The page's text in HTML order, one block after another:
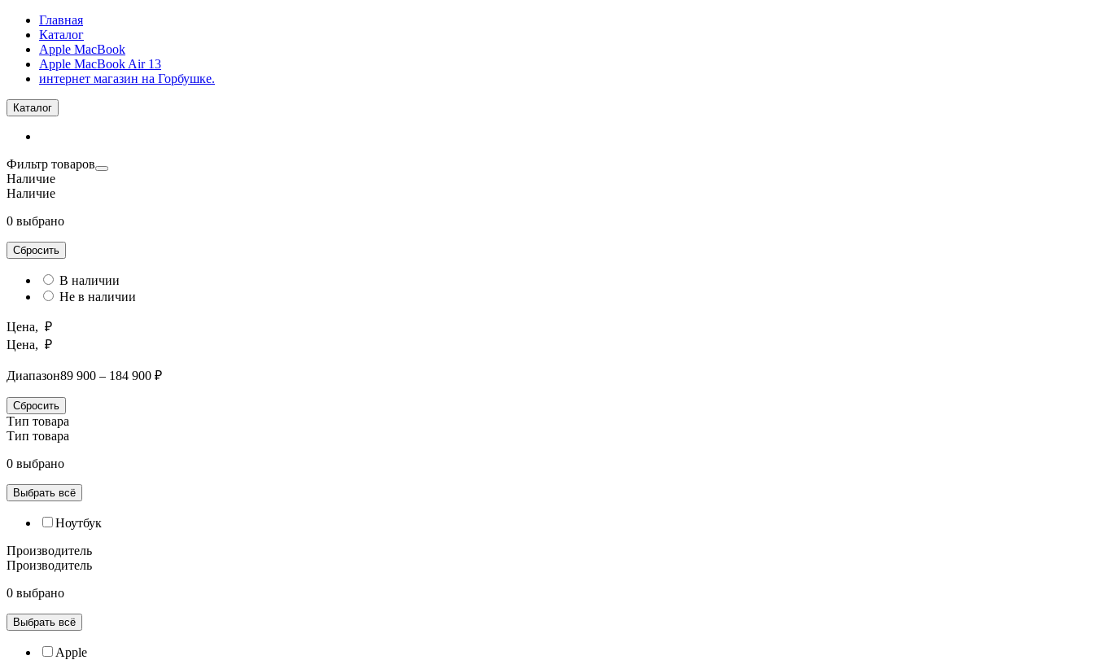
Главная
Каталог
Apple MacBook
Apple MacBook Air 13
интернет магазин на Горбушке.
Каталог
Фильтр товаров
Наличие
Наличие
0 выбрано
Сбросить
В наличии
Не в наличии
Цена, ₽
Цена, ₽
Диапазон89 900 – 184 900 ₽
Сбросить
Тип товара
Тип товара
0 выбрано
Выбрать всё
Ноутбук
Производитель
Производитель
0 выбрано
Выбрать всё
Apple